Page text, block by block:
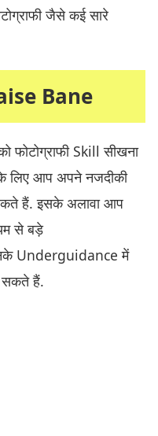
जैसे कई सारे
Bane
Skill सीखना
लिए आप अपने नजदीकी
हैं. इसके अलावा आप
से बड़े
Underguidance में
हैं.